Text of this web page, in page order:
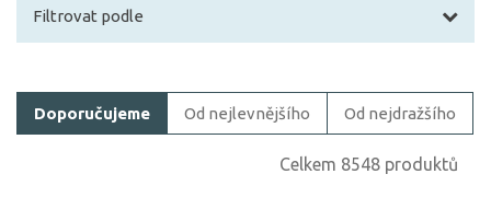
Filtrovat podle
Cena
Doporučujeme Od nejlevnějšího Od nejdražšího
Celkem 8548 produktů